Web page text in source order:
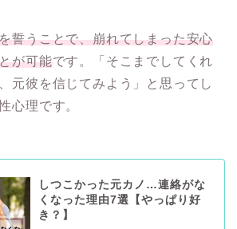
誓うことで、崩れてしまった安心
が可能です。「そこまでしてくれ
元彼を信じてみよう」と思ってし
心理です。
しつこかった元カノ…連絡がな
くなった理由7選【やっぱり好
き？】